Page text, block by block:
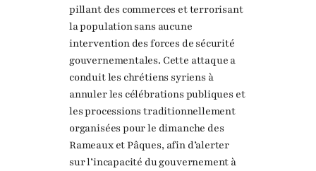
pillant des commerces et terrorisant
la population sans aucune
intervention des forces de sécurité
gouvernementales. Cette attaque a
conduit les chrétiens syriens à
annuler les célébrations publiques et
les processions traditionnellement
organisées pour le dimanche des
Rameaux et Pâques, afin d’alerter
sur l’incapacité du gouvernement à